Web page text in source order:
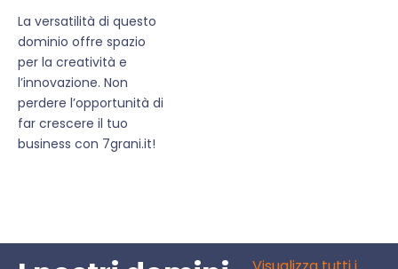
La versatilità di questo
dominio offre spazio
per la creatività e
l’innovazione. Non
perdere l’opportunità di
far crescere il tuo
business con 7grani.it!